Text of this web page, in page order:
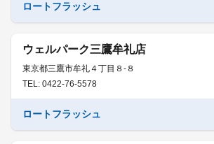
ロートフラッシュ
ウェルパーク三鷹牟礼店
東京都三鷹市牟礼４丁目８-８
TEL: 0422-76-5578
ロートフラッシュ